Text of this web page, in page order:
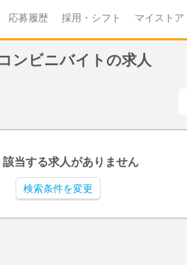
応募履歴 採用・シフト マイストア
ンビニバイトの求人
該当する求人がありません
検索条件を変更